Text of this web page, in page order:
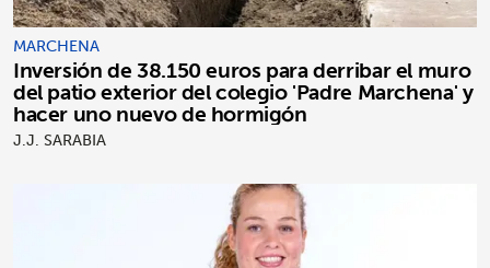
MARCHENA
Inversión de 38.150 euros para derribar el muro
del patio exterior del colegio 'Padre Marchena' y
hacer uno nuevo de hormigón
J.J. SARABIA